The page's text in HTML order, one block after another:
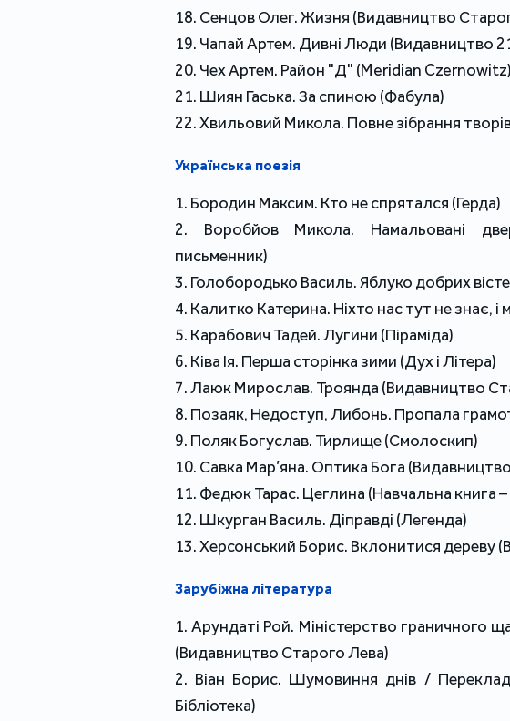
18. Сенцов Олег. Жизня (Видавництво
19. Чапай Артем. Дивні Люди (Видавництво
20. Чех Артем. Район "Д" (Meridian Czernowitz)
21. Шиян Гаська. За спиною (Фабула)
22. Хвильовий Микола. Повне зібрання
Українська поезія
1. Бородин Максим. Кто не спрятался (Герда)
2. Воробйов Микола. Намальовані
письменник)
3. Голобородько Василь. Яблуко добрих
4. Калитко Катерина. Ніхто нас тут не знає,
5. Карабович Тадей. Лугини (Піраміда)
6. Ківа Ія. Перша сторінка зими (Дух і Літера)
7. Лаюк Мирослав. Троянда (Видавництво
8. Позаяк, Недоступ, Либонь. Пропала
9. Поляк Богуслав. Тирлище (Смолоскип)
10. Савка Мар’яна. Оптика Бога
11. Федюк Тарас. Цеглина (Навчальна книга –
12. Шкурган Василь. Діправді (Легенда)
13. Херсонський Борис. Вклонитися дереву
Зарубіжна література
1. Арундаті Рой. Міністерство граничного
(Видавництво Старого Лева)
2. Віан Борис. Шумовиння днів /
Бібліотека)